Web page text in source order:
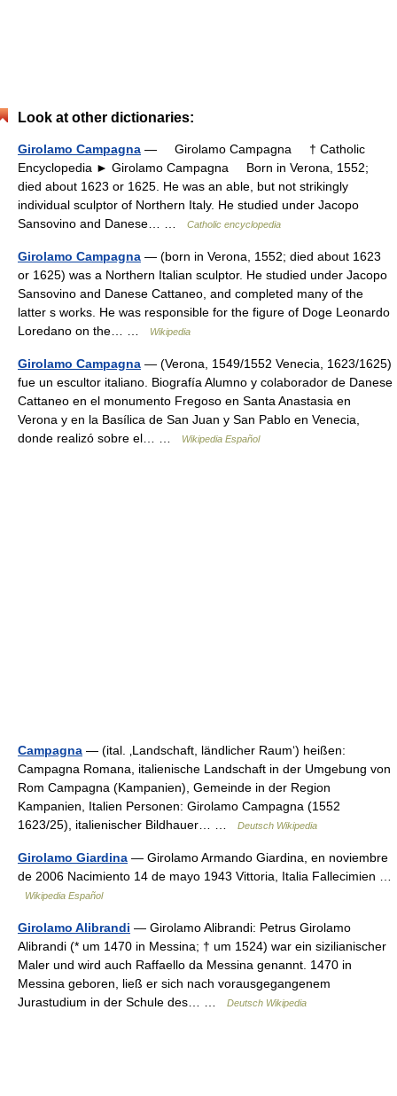
Look at other dictionaries:
Girolamo Campagna — Girolamo Campagna † Catholic
Encyclopedia ► Girolamo Campagna Born in Verona, 1552;
died about 1623 or 1625. He was an able, but not strikingly
individual sculptor of Northern Italy. He studied under Jacopo
Sansovino and Danese… …
Catholic encyclopedia
Girolamo Campagna — (born in Verona, 1552; died about 1623
or 1625) was a Northern Italian sculptor. He studied under Jacopo
Sansovino and Danese Cattaneo, and completed many of the
latter s works. He was responsible for the figure of Doge Leonardo
Loredano on the… …
Wikipedia
Girolamo Campagna — (Verona, 1549/1552 Venecia, 1623/1625)
fue un escultor italiano. Biografía Alumno y colaborador de Danese
Cattaneo en el monumento Fregoso en Santa Anastasia en
Verona y en la Basílica de San Juan y San Pablo en Venecia,
donde realizó sobre el… …
Wikipedia Español
Campagna — (ital. ‚Landschaft, ländlicher Raum‘) heißen:
Campagna Romana, italienische Landschaft in der Umgebung von
Rom Campagna (Kampanien), Gemeinde in der Region
Kampanien, Italien Personen: Girolamo Campagna (1552
1623/25), italienischer Bildhauer… …
Deutsch Wikipedia
Girolamo Giardina — Girolamo Armando Giardina, en noviembre
de 2006 Nacimiento 14 de mayo 1943 Vittoria, Italia Fallecimien …
Wikipedia Español
Girolamo Alibrandi — Girolamo Alibrandi: Petrus Girolamo
Alibrandi (* um 1470 in Messina; † um 1524) war ein sizilianischer
Maler und wird auch Raffaello da Messina genannt. 1470 in
Messina geboren, ließ er sich nach vorausgegangenem
Jurastudium in der Schule des… …
Deutsch Wikipedia